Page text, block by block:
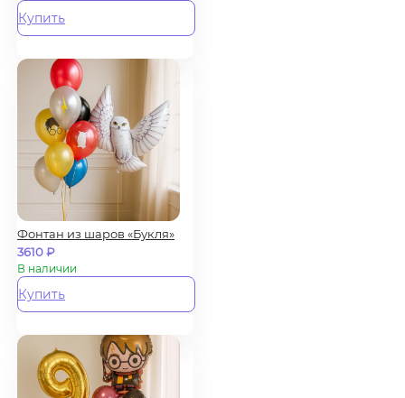
Купить
Фонтан из шаров «Букля»
3610₽
В наличии
Купить